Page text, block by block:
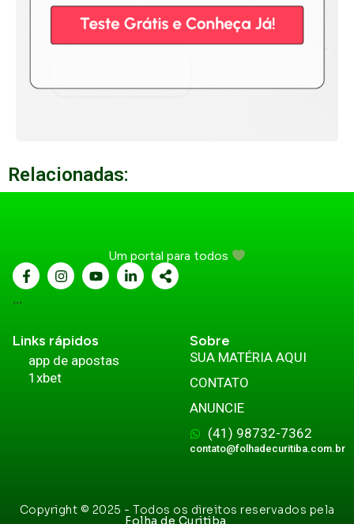
Relacionadas:
Um portal para todos
...
Links rápidos
app de apostas
1xbet
Sobre
SUA MATÉRIA AQUI
CONTATO
ANUNCIE
(41) 98732-7362
contato@folhadecuritiba.com.br
Copyright © 2025 - Todos os direitos reservados pela
Folha de Curitiba.